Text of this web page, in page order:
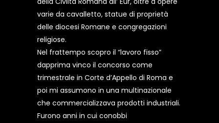
varie da cavalletto, statue di proprietà
delle diocesi Romane e congregazioni
religiose.
Nel frattempo scopro il “lavoro fisso”
dapprima vinco il concorso come
trimestrale in Corte d’Appello di Roma e
poi mi assumono in una multinazionale
che commercializzava prodotti industriali.
Furono anni in cui conobbi